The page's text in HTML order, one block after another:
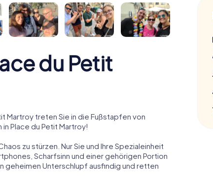
du Petit
Martroy treten Sie in die Fußstapfen von
in Place du Petit Martroy!
zu stürzen. Nur Sie und Ihre Spezialeinheit
Scharfsinn und einer gehörigen Portion
geheimen Unterschlupf ausfindig und retten